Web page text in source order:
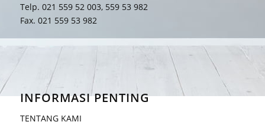
Telp. 021 559 52 003, 559 53 982
Fax. 021 559 53 982
INFORMASI PENTING
TENTANG KAMI